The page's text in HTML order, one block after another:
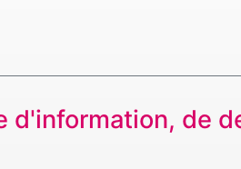
d'information, de